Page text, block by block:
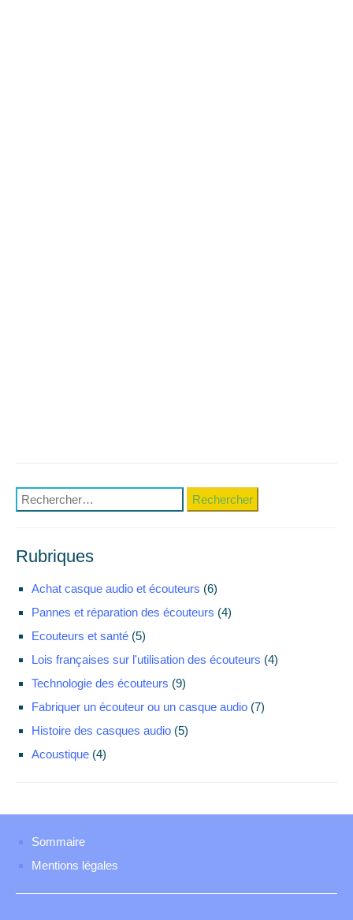
Rechercher :
Rubriques
Achat casque audio et écouteurs (6)
Pannes et réparation des écouteurs (4)
Ecouteurs et santé (5)
Lois françaises sur l'utilisation des écouteurs (4)
Technologie des écouteurs (9)
Fabriquer un écouteur ou un casque audio (7)
Histoire des casques audio (5)
Acoustique (4)
Sommaire
Mentions légales